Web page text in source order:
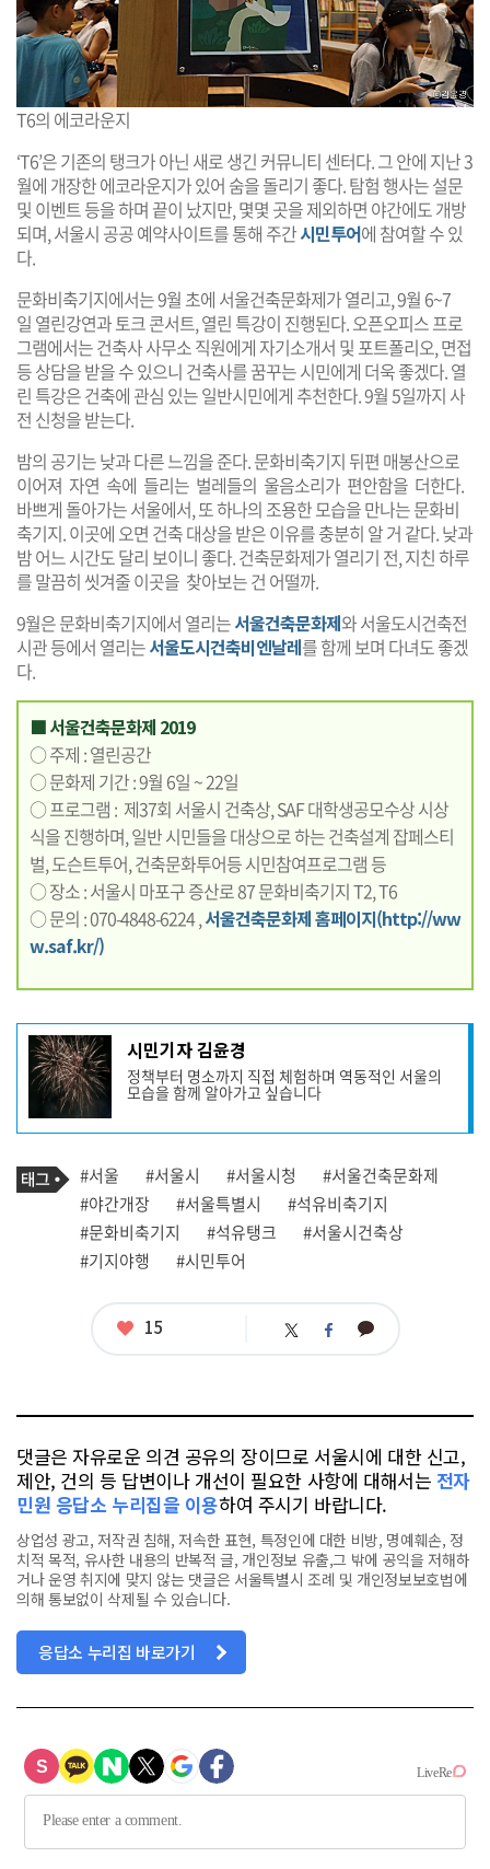
T6의 에코라운지
‘T6’은 기존의 탱크가 아닌 새로 생긴 커뮤니티 센터다. 그 안에 지난 3
월에 개장한 에코라운지가 있어 숨을 돌리기 좋다. 탐험 행사는 설문
및 이벤트 등을 하며 끝이 났지만, 몇몇 곳을 제외하면 야간에도 개방
되며, 서울시 공공 예약사이트를 통해 주간시민투어에 참여할 수 있
다.
문화비축기지에서는 9월 초에 서울건축문화제가 열리고, 9월 6~7
일 열린강연과 토크 콘서트, 열린 특강이 진행된다. 오픈오피스 프로
그램에서는 건축사 사무소 직원에게 자기소개서 및 포트폴리오, 면접
등 상담을 받을 수 있으니 건축사를 꿈꾸는 시민에게 더욱 좋겠다. 열
린 특강은 건축에 관심 있는 일반시민에게 추천한다. 9월 5일까지 사
전 신청을 받는다.
밤의 공기는 낮과 다른 느낌을 준다. 문화비축기지 뒤편 매봉산으로
이어져 자연 속에 들리는 벌레들의 울음소리가 편안함을 더한다.
바쁘게 돌아가는 서울에서, 또 하나의 조용한 모습을 만나는 문화비
축기지. 이곳에 오면 건축 대상을 받은 이유를 충분히 알 거 같다. 낮과
밤 어느 시간도 달리 보이니 좋다. 건축문화제가 열리기 전, 지친 하루
를 말끔히 씻겨줄 이곳을 찾아보는 건 어떨까.
9월은 문화비축기지에서 열리는서울건축문화제와 서울도시건축전
시관 등에서 열리는서울도시건축비엔날레를 함께 보며 다녀도 좋겠
다.
■ 서울건축문화제 2019
○ 주제 : 열린공간
○ 문화제 기간 : 9월 6일 ~ 22일
○ 프로그램 : 제37회 서울시 건축상, SAF 대학생공모수상 시상
식을 진행하며, 일반 시민들을 대상으로 하는 건축설계 잡페스티
벌, 도슨트투어, 건축문화투어등 시민참여프로그램 등
○ 장소 : 서울시 마포구 증산로 87 문화비축기지 T2, T6
○ 문의 : 070-4848-6224 ,서울건축문화제 홈페이지(http://ww
w.saf.kr/)
기
사
작
성
자
프
필
시민기자 김윤경
정책부터 명소까지 직접 체험하며 역동적인 서울의
모습을 함께 알아가고 싶습니다
기
사
관
련
태
그
태
그
#서울 #서울시 #서울시청
#서울건축문화제
#야간개장
#서울특별시
#석유비축기지
#문화비축기지
#석유탱크
#서울시건축상
#기지야행
#시민투어
좋
15 트 페 카
댓글은 자유로운 의견 공유의 장이므로 서울시에 대한 신고,
제안, 건의 등 답변이나 개선이 필요한 사항에 대해서는 전자
민원 응답소 누리집을 이용하여 주시기 바랍니다.
상업성 광고, 저작권 침해, 저속한 표현, 특정인에 대한 비방, 명예훼손, 정
치적 목적, 유사한 내용의 반복적 글, 개인정보 유출,그 밖에 공익을 저해하
거나 운영 취지에 맞지 않는 댓글은 서울특별시 조례 및 개인정보보호법에
의해 통보없이 삭제될 수 있습니다.
응답소 누리집 바로가기